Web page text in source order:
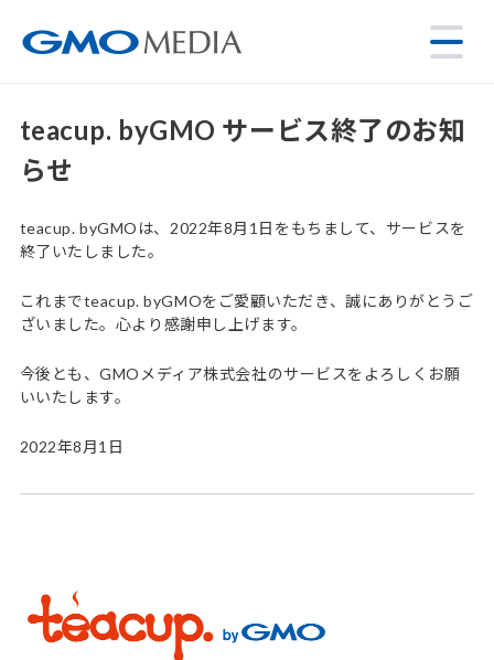
teacup. byGMO サービス終了のお知
らせ
teacup. byGMOは、2022年8月1日をもちまして、サービスを
終了いたしました。
これまでteacup. byGMOをご愛顧いただき、誠にありがとうご
ざいました。心より感謝申し上げます。
今後とも、GMOメディア株式会社のサービスをよろしくお願
いいたします。
2022年8月1日